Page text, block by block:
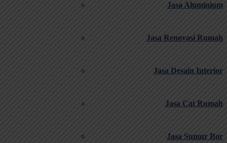
Jasa Aluminium
Jasa Renovasi Rumah
Jasa Desain Interior
Jasa Cat Rumah
Jasa Sumur Bor